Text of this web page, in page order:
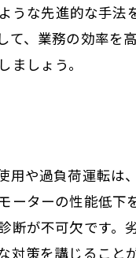
うな先進的な手
、業務の効率を
しょう。
や過負荷運転は
ターの性能低下
が不可欠です。
策を講じること